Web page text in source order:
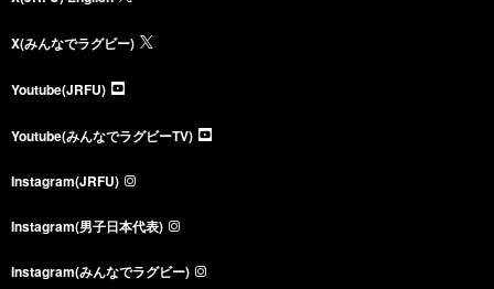
X(みんなでラグビー)
Youtube(JRFU)
Youtube(みんなでラグビーTV)
Instagram(JRFU)
Instagram(男子日本代表)
Instagram(みんなでラグビー)